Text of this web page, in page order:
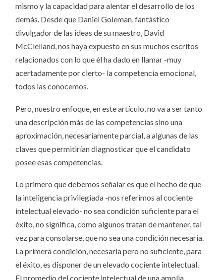
mismo y la capacidad para alentar el desarrollo de los
demás. Desde que Daniel Goleman, fantástico
divulgador de las ideas de su maestro, David
McClelland, nos haya expuesto en sus muchos escritos
relacionados con lo que él ha dado en llamar -muy
acertadamente por cierto- la competencia emocional,
todos las conocemos.
Pero, nuestro enfoque, en este artículo, no va a ser tanto
una descripción más de las competencias sino una
aproximación, necesariamente parcial, a algunas de las
claves que permitirían diagnosticar que el candidato
posee esas competencias.
Lo primero que debemos señalar es que el hecho de que
la inteligencia privilegiada -nos referimos al cociente
intelectual elevado- no sea condición suficiente para el
éxito, no significa, como algunos tratan de mantener, tal
vez para consolarse, que no sea una condición necesaria.
La primera condición, necesaria pero no suficiente, para
el éxito, es disponer de un elevado cociente intelectual.
El promedio del cociente intelectual de una amplia